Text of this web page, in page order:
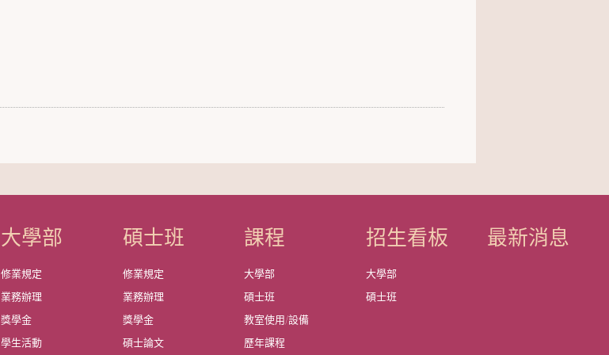
大學部
修業規定
業務辦理
獎學金
學生活動
碩士班
修業規定
業務辦理
獎學金
碩士論文
課程
大學部
碩士班
教室使用/設備
歷年課程
招生看板
大學部
碩士班
最新消息